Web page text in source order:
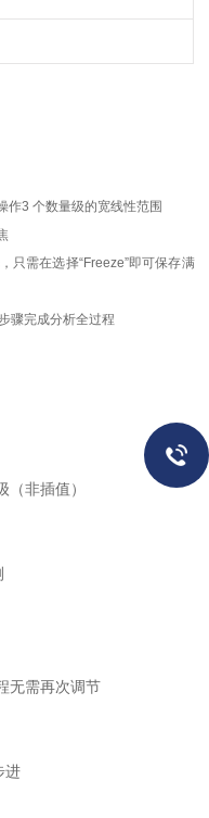
作3 个数量级的宽线性范围
只需在选择“Freeze”即可保存满
骤完成分析全过程
非插值）
无需再次调节
进